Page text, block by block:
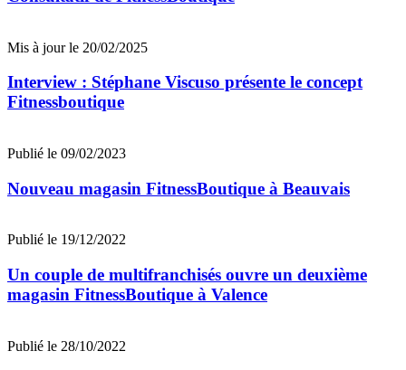
Mis à jour le 20/02/2025
Interview : Stéphane Viscuso présente le concept
Fitnessboutique
Publié le 09/02/2023
Nouveau magasin FitnessBoutique à Beauvais
Publié le 19/12/2022
Un couple de multifranchisés ouvre un deuxième
magasin FitnessBoutique à Valence
Publié le 28/10/2022